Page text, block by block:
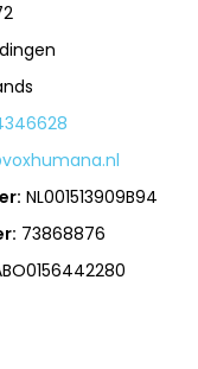
NL001513909B94
73868876